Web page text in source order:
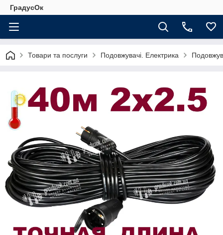
ГрадусОк
Товари та послуги Подовжувачі. Електрика